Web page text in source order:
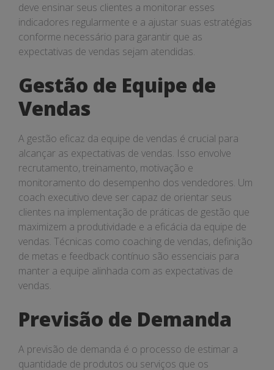
deve ensinar seus clientes a monitorar esses
indicadores regularmente e a ajustar suas estratégias
conforme necessário para garantir que as
expectativas de vendas sejam atendidas.
Gestão de Equipe de
Vendas
A gestão eficaz da equipe de vendas é crucial para
alcançar as expectativas de vendas. Isso envolve
recrutamento, treinamento, motivação e
monitoramento do desempenho dos vendedores. Um
coach executivo deve ser capaz de orientar seus
clientes na implementação de práticas de gestão que
maximizem a produtividade e a eficácia da equipe de
vendas. Técnicas como coaching de vendas, definição
de metas e feedback contínuo são essenciais para
manter a equipe alinhada com as expectativas de
vendas.
Previsão de Demanda
A previsão de demanda é o processo de estimar a
quantidade de produtos ou serviços que os